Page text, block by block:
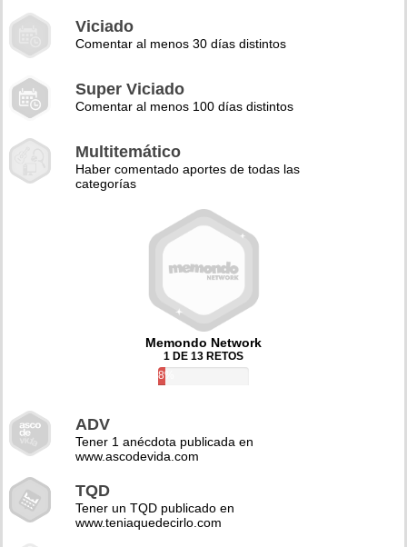
Viciado
Comentar al menos 30 días distintos
Super Viciado
Comentar al menos 100 días distintos
Multitemático
Haber comentado aportes de todas las
categorías
Memondo Network
1 DE 13 RETOS
8%
ADV
Tener 1 anécdota publicada en
www.ascodevida.com
TQD
Tener un TQD publicado en
www.teniaquedecirlo.com